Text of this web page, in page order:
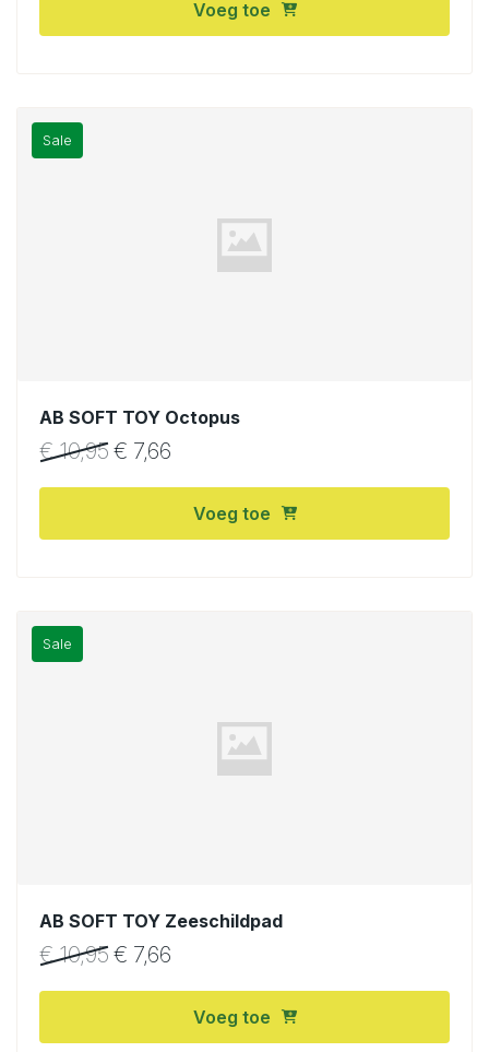
Voeg toe
Sale
AB SOFT TOY Octopus
€10,95 € 7,66
Voeg toe
Sale
AB SOFT TOY Zeeschildpad
€10,95 € 7,66
Voeg toe